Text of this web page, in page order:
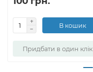
В кошик
Придбати в один клік